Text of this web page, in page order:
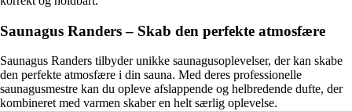
Saunagus Randers – Skab den perfekte atmosfære
Saunagus Randers tilbyder unikke saunagusoplevelser, der kan skabe
den perfekte atmosfære i din sauna. Med deres professionelle
saunagusmestre kan du opleve afslappende og helbredende dufte, der
kombineret med varmen skaber en helt særlig oplevelse.